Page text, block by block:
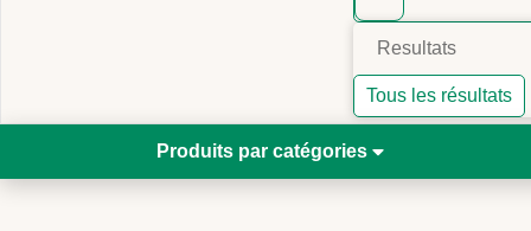
Resultats
Tous les résultats
Produits par catégories